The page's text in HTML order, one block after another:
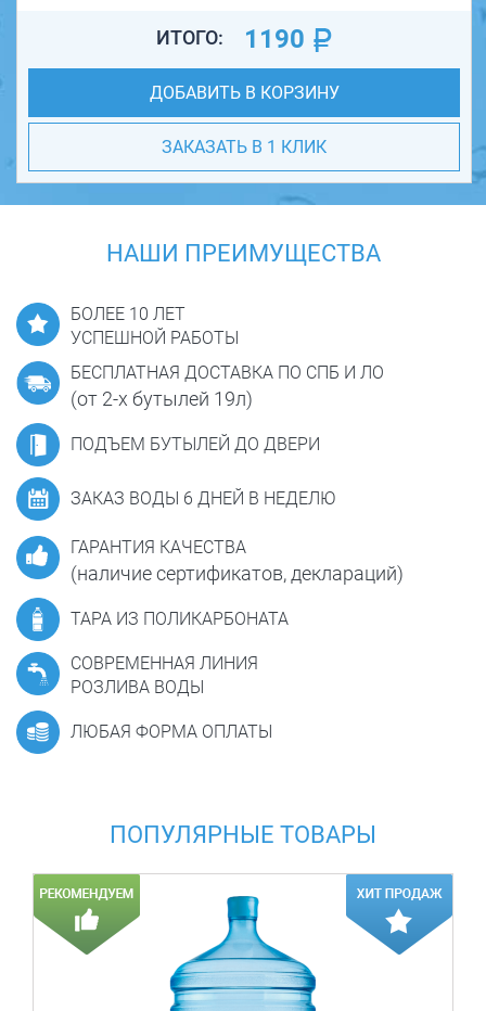
ИТОГО: 1190
ДОБАВИТЬ В КОРЗИНУ
ЗАКАЗАТЬ В 1 КЛИК
НАШИ ПРЕИМУЩЕСТВА
БОЛЕЕ 10 ЛЕТ
УСПЕШНОЙ РАБОТЫ
БЕСПЛАТНАЯ ДОСТАВКА ПО СПБ И ЛО
(от 2-х бутылей 19л)
ПОДЪЕМ БУТЫЛЕЙ ДО ДВЕРИ
ЗАКАЗ ВОДЫ 6 ДНЕЙ В НЕДЕЛЮ
ГАРАНТИЯ КАЧЕСТВА
(наличие сертификатов, деклараций)
ТАРА ИЗ ПОЛИКАРБОНАТА
СОВРЕМЕННАЯ ЛИНИЯ
РОЗЛИВА ВОДЫ
ЛЮБАЯ ФОРМА ОПЛАТЫ
ПОПУЛЯРНЫЕ ТОВАРЫ